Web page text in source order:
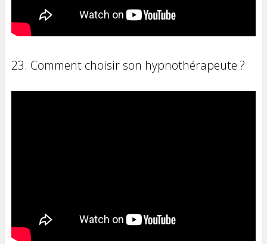
23. Comment choisir son hypnothérapeute ?